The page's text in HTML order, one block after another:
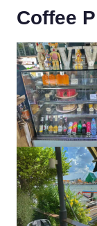
Coffee